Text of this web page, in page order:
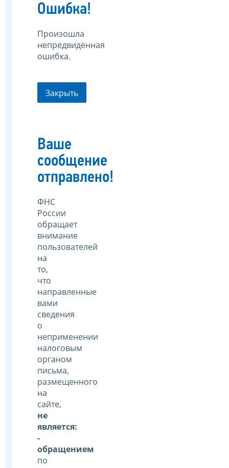
Ошибка!
Произошла
непредвиденная
ошибка.
Закрыть
Ваше
сообщение
отправлено!
ФНС
России
обращает
внимание
пользователей
на
то,
что
направленные
вами
сведения
о
неприменении
налоговым
органом
письма,
размещенного
на
сайте,
не
является:
-
обращением
по